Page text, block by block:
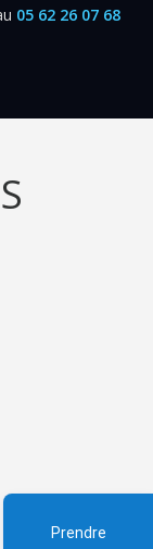
05 62 26 07 68
Prendre